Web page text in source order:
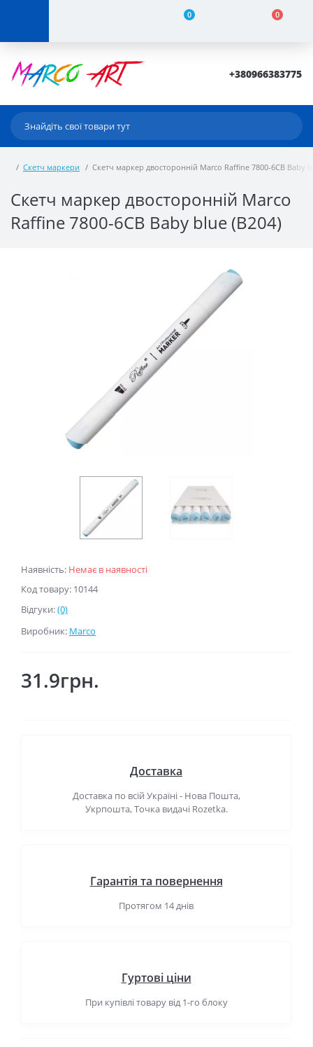
0 0
+380966383775
Скетч маркери Скетч маркер двосторонній Marco Raffine 7800-6CB Baby
Скетч маркер двосторонній Marco
Raffine 7800-6CB Baby blue (B204)
Наявність: Немає в наявності
Код товару: 10144
Відгуки:(0)
Виробник: Marco
31.9грн.
Доставка
Доставка по всій Україні - Нова Пошта,
Укрпошта, Точка видачі Rozetka.
Гарантія та повернення
Протягом 14 днів
Гуртові ціни
При купівлі товару від 1-го блоку